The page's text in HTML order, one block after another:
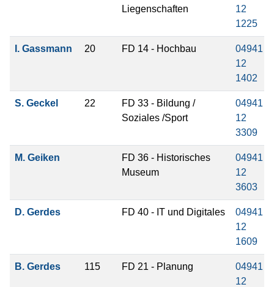
Liegenschaften
12
1225
I. Gassmann 20 FD 14 - Hochbau
04941
12
1402
S. Geckel 22
FD 33 - Bildung /
Soziales /Sport
04941
12
3309
M. Geiken
FD 36 - Historisches
Museum
04941
12
3603
D. Gerdes FD 40 - IT und Digitales
04941
12
1609
B. Gerdes 115 FD 21 - Planung
04941
12